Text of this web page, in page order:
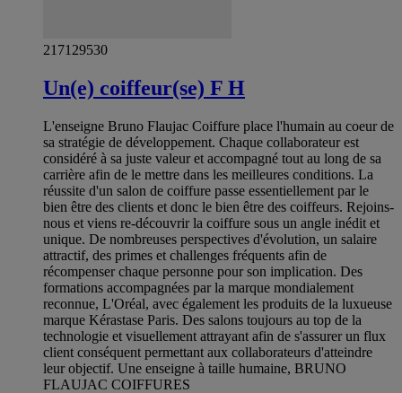
217129530
Un(e) coiffeur(se) F H
L'enseigne Bruno Flaujac Coiffure place l'humain au coeur de
sa stratégie de développement. Chaque collaborateur est
considéré à sa juste valeur et accompagné tout au long de sa
carrière afin de le mettre dans les meilleures conditions. La
réussite d'un salon de coiffure passe essentiellement par le
bien être des clients et donc le bien être des coiffeurs. Rejoins-
nous et viens re-découvrir la coiffure sous un angle inédit et
unique. De nombreuses perspectives d'évolution, un salaire
attractif, des primes et challenges fréquents afin de
récompenser chaque personne pour son implication. Des
formations accompagnées par la marque mondialement
reconnue, L'Oréal, avec également les produits de la luxueuse
marque Kérastase Paris. Des salons toujours au top de la
technologie et visuellement attrayant afin de s'assurer un flux
client conséquent permettant aux collaborateurs d'atteindre
leur objectif. Une enseigne à taille humaine, BRUNO
FLAUJAC COIFFURES